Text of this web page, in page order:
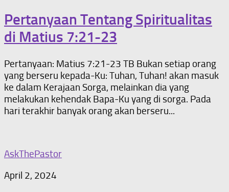
Pertanyaan Tentang Spiritualitas
di Matius 7:21-23
Pertanyaan: Matius 7:21-23 TB Bukan setiap orang
yang berseru kepada-Ku: Tuhan, Tuhan! akan masuk
ke dalam Kerajaan Sorga, melainkan dia yang
melakukan kehendak Bapa-Ku yang di sorga. Pada
hari terakhir banyak orang akan berseru...
AskThePastor
April 2, 2024